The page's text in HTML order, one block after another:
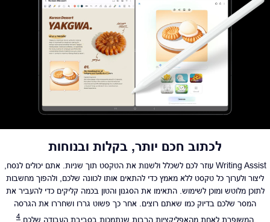
לכתוב חכם יותר, בקלות ובנוחות
Writing Assist עוזר לכם לשכלל ולשנות את הטקסט תוך שניות. אתם יכולים לנסח,
ליצור ולערוך כל טקסט ללא מאמץ כדי להתאים אותו לכוונה שלכם, ולהפוך מחשבות
לתוכן מלוטש ומוכן לשימוש. התאימו את הסגנון והטון בכמה קליקים כדי להעביר את
המסר שלכם בדיוק כמו שאתם רוצים. אחר כך פשוט גררו ושחררו את הגרסה
המשופרת לאחת מהאפליקציות הרבות שנתמכות בסביבת העבודה שלכם. 4